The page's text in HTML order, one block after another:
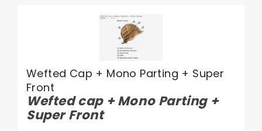
Wefted Cap + Mono Parting + Super
Front
Wefted cap + Mono Parting +
Super Front